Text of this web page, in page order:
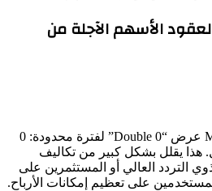
الأسهم الآجلة من
احتفالًا بالإطلاق، تقدم MEXC عرض “Double 0” لفترة محدودة: 0
تمويل. هذا يقلل بشكل كبير من تكاليف
التردد العالي أو المستثمرين على
على تعظيم إمكانات الأرباح.